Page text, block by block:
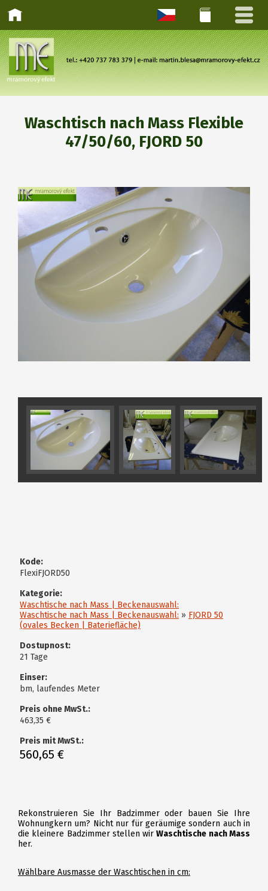
Waschtisch nach Mass Flexible
47/50/60, FJORD 50
Kode:
FlexiFJORD50
Kategorie:
Waschtische nach Mass | Beckenauswahl:
Waschtische nach Mass | Beckenauswahl: » FJORD 50
(ovales Becken | Bateriefläche)
Dostupnost:
21 Tage
Einser:
bm, laufendes Meter
Preis ohne MwSt.:
463,35 €
Preis mit MwSt.:
560,65 €
Rekonstruieren Sie Ihr Badzimmer oder bauen Sie Ihre
Wohnungkern um? Nicht nur für geräumige sondern auch in
die kleinere Badzimmer stellen wirWaschtische nach Mass
her.
Wählbare Ausmasse der Waschtischen in cm: